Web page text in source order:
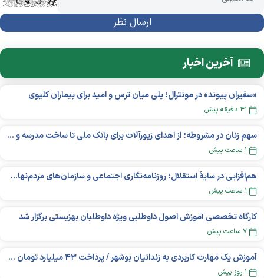
آخرین اخبار
«سفیران پیوند» در مونترال؛ پلی میان ترس و امید برای بیماران کلیوی
۴۱ دقیقه پیش
سهم زنان در مشروطه؛ از اهدای زیورآلات برای بانک ملی تا ساخت مدرسه و یتیم‌خانه
۱ ساعت پیش
هم‌افزایی در سایهٔ استقلال؛ روزنامه‌نگاری اجتماعی و سازمان‌های مردم‌نهاد در اکوسیستم بین‌المللی غیردولتی‌ها
۱ ساعت پیش
کارگاه تخصصی آموزش اصول داوطلبی ویژه داوطلبان بهزیستی برگزار شد
۷ ساعت پیش
آموزش یک مهارت کاربردی به زندانیان بوشهر / پرداخت ۴۳ میلیارد تومان تسهیلات خوداشتغالی
۱ روز پیش